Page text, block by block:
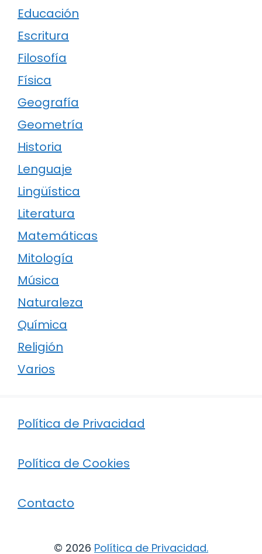
Educación
Escritura
Filosofía
Física
Geografía
Geometría
Historia
Lenguaje
Lingüística
Literatura
Matemáticas
Mitología
Música
Naturaleza
Química
Religión
Varios
Política de Privacidad
Política de Cookies
Contacto
© 2026 Política de Privacidad.